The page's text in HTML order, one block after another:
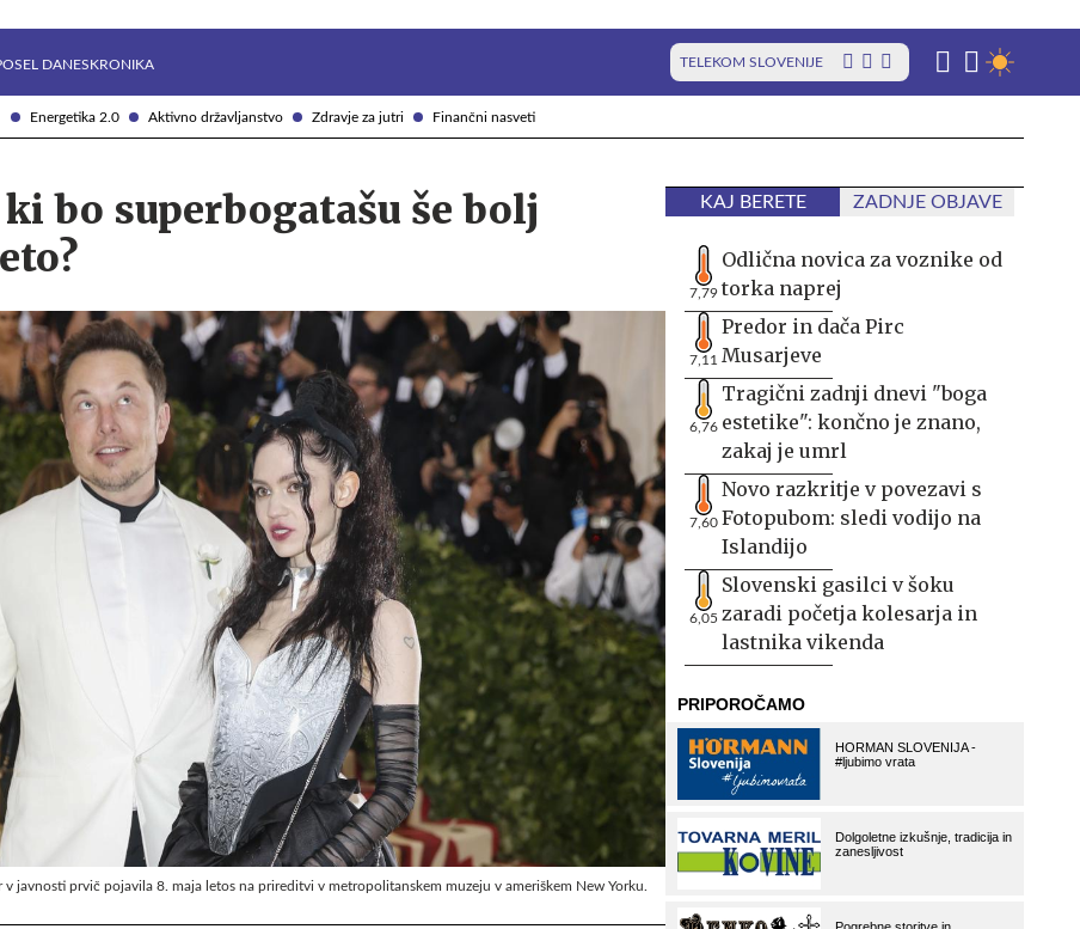
Energetika 2.0 Aktivno državljanstvo Zdravje za jutri Finančni nasveti
DANESKRONIKA TELEKOM SLOVENIJE
ki bo superbogatašu še bolj
v javnosti prvič pojavila 8. maja letos na prireditvi v metropolitanskem muzeju v ameriškem New Yorku.
KAJ BERETE ZADNJE OBJAVE
7,79
Odlična novica za voznike od
torka naprej
7,11
Predor in dača Pirc
Musarjeve
6,76
Tragični zadnji dnevi "boga
estetike": končno je znano,
zakaj je umrl
7,60
Novo razkritje v povezavi s
Fotopubom: sledi vodijo na
Islandijo
6,05
Slovenski gasilci v šoku
zaradi početja kolesarja in
lastnika vikenda